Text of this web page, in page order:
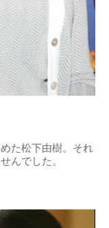
た松下由樹。それ
んでした。